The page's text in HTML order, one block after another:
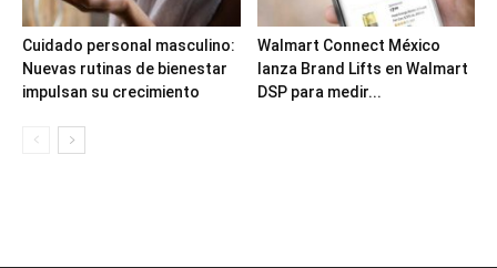
Cuidado personal masculino:
Nuevas rutinas de bienestar
impulsan su crecimiento
Walmart Connect México
lanza Brand Lifts en Walmart
DSP para medir...